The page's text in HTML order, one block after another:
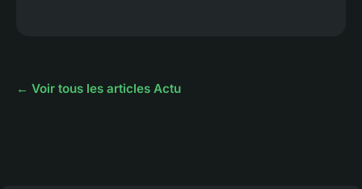
← Voir tous les articles Actu